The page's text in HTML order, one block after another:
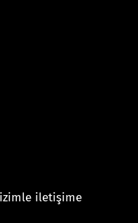
iletişime